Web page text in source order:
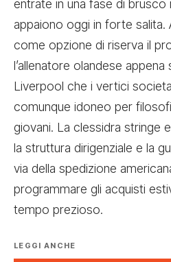
entrate in una fase di brusco
appaiono oggi in forte
come opzione di riserva il
l’allenatore olandese
Liverpool che i vertici
comunque idoneo per
giovani. La clessidra stringe
la struttura dirigenziale e la
via della spedizione
programmare gli acquisti
tempo prezioso.
LEGGI ANCHE